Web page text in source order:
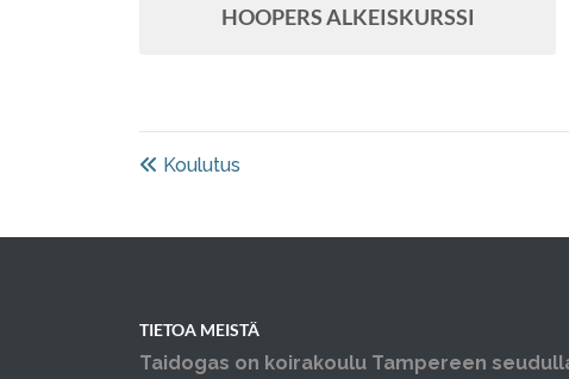
HOOPERS ALKEISKURSSI
Koulutus
TIETOA MEISTÄ
Taidogas on koirakoulu Tampereen